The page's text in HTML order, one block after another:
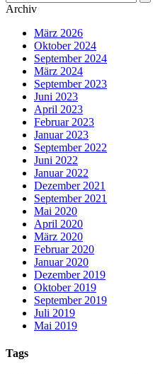
Archiv
März 2026
Oktober 2024
September 2024
März 2024
September 2023
Juni 2023
April 2023
Februar 2023
Januar 2023
September 2022
Juni 2022
Januar 2022
Dezember 2021
September 2021
Mai 2020
April 2020
März 2020
Februar 2020
Januar 2020
Dezember 2019
Oktober 2019
September 2019
Juli 2019
Mai 2019
Tags